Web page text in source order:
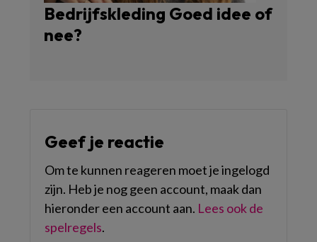
Bedrijfskleding Goed idee of
nee?
Geef je reactie
Om te kunnen reageren moet je ingelogd
zijn. Heb je nog geen account, maak dan
hieronder een account aan. Lees ook de
spelregels.